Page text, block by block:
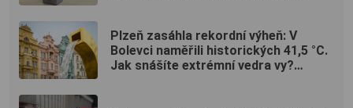
Plzeň zasáhla rekordní výheň: V
Bolevci naměřili historických 41,5 °C.
Jak snášíte extrémní vedra vy?